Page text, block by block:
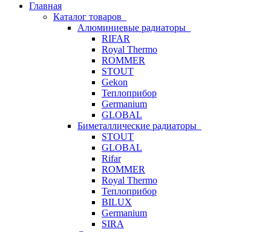
Главная
Каталог товаров
Алюминиевые радиаторы
RIFAR
Royal Thermo
ROMMER
STOUT
Gekon
Теплоприбор
Germanium
GLOBAL
Биметаллические радиаторы
STOUT
GLOBAL
Rifar
ROMMER
Royal Thermo
Теплоприбор
BILUX
Germanium
SIRA